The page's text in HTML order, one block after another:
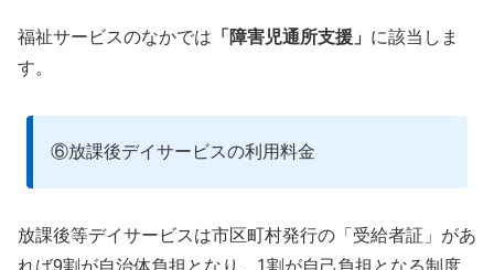
福祉サービスのなかでは 「障害児通所支援」 に該当しま
す。
⑥放課後デイサービスの利用料金
放課後等デイサービスは市区町村発行の「受給者証」があ
れば9割が自治体負担となり、1割が自己負担となる制度